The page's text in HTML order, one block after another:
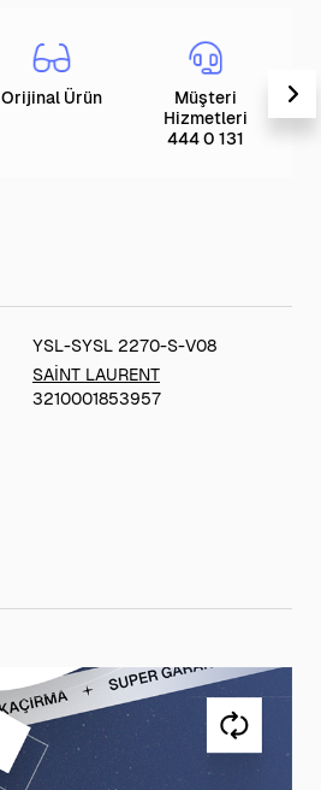
Orijinal Ürün
Müşteri
Hizmetleri
444 0 131
YSL-SYSL 2270-S-V08
SAİNT LAURENT
3210001853957